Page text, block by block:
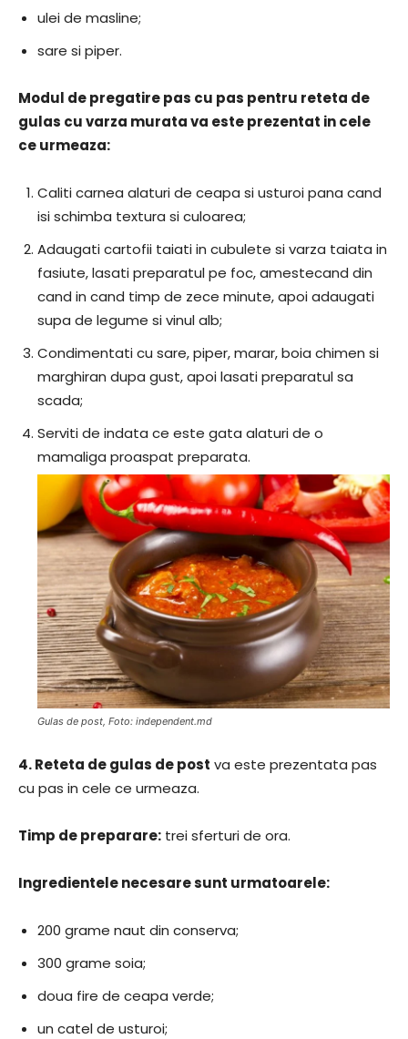
ulei de masline;
sare si piper.
Modul de pregatire pas cu pas pentru reteta de
gulas cu varza murata va este prezentat in cele
ce urmeaza:
Caliti carnea alaturi de ceapa si usturoi pana cand
isi schimba textura si culoarea;
Adaugati cartofii taiati in cubulete si varza taiata in
fasiute, lasati preparatul pe foc, amestecand din
cand in cand timp de zece minute, apoi adaugati
supa de legume si vinul alb;
Condimentati cu sare, piper, marar, boia chimen si
marghiran dupa gust, apoi lasati preparatul sa
scada;
Serviti de indata ce este gata alaturi de o
mamaliga proaspat preparata.
Gulas de post, Foto: independent.md
4.Reteta de gulas de post va este prezentata pas
cu pas in cele ce urmeaza.
Timp de preparare: trei sferturi de ora.
Ingredientele necesare sunt urmatoarele:
200 grame naut din conserva;
300 grame soia;
doua fire de ceapa verde;
un catel de usturoi;